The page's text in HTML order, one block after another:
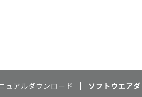
ュアルダウンロード ソフトウエア